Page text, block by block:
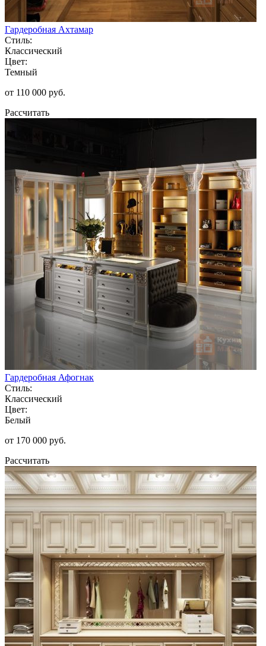
Гардеробная Ахтамар
Стиль:
Классический
Цвет:
Темный
от 110 000 руб.
Рассчитать
Гардеробная Афогнак
Стиль:
Классический
Цвет:
Белый
от 170 000 руб.
Рассчитать